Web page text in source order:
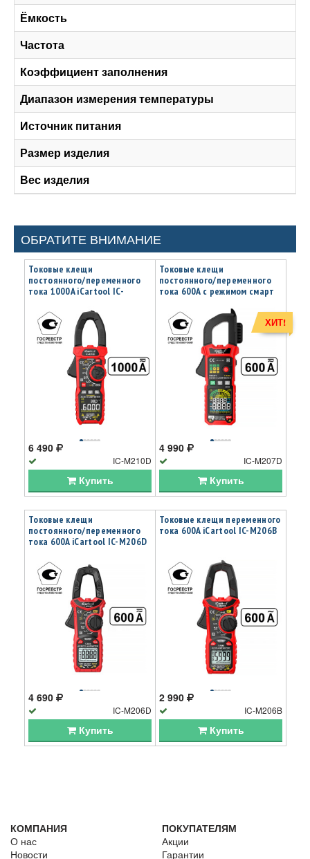
Ёмкость
Частота
Коэффициент заполнения
Диапазон измерения температуры
Источник питания
Размер изделия
Вес изделия
ОБРАТИТЕ ВНИМАНИЕ
Токовые клещи
постоянного/переменного
тока 1000A iCartool IC-
6 490
IC-M210D
Купить
Токовые клещи
постоянного/переменного
тока 600A c режимом смарт
4 990
IC-M207D
Купить
ХИТ!
Токовые клещи
постоянного/переменного
тока 600A iCartool IC-M206D
4 690
IC-M206D
Купить
Токовые клещи переменного
тока 600A iCartool IC-M206B
2 990
IC-M206B
Купить
КОМПАНИЯ
О нас
Новости
ПОКУПАТЕЛЯМ
Акции
Гарантии